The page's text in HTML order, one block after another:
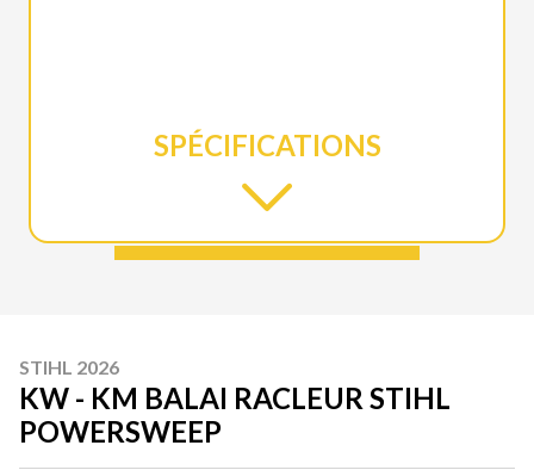
SPÉCIFICATIONS
STIHL 2026
KW - KM BALAI RACLEUR STIHL
POWERSWEEP